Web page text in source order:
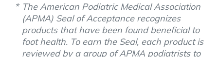
The American Podiatric Medical Association
(APMA) Seal of Acceptance recognizes
products that have been found beneficial to
foot health. To earn the Seal, each product is
reviewed by a group of APMA podiatrists to